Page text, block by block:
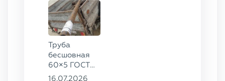
Труба
бесшовная
60×5 ГОСТ
8732-78, ст.
16.07.2026